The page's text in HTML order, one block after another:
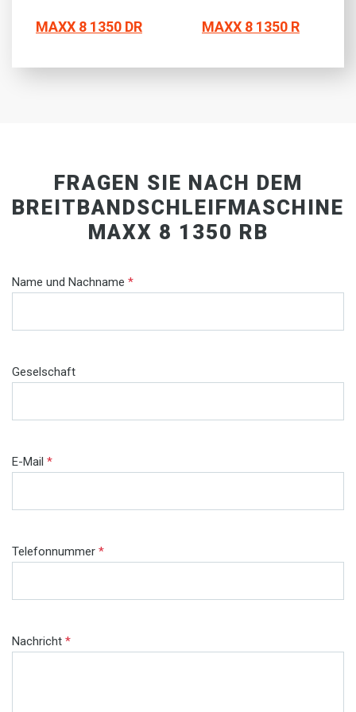
MAXX 8 1350 DR MAXX 8 1350 R
FRAGEN SIE NACH DEM
BREITBANDSCHLEIFMASCHINE
MAXX 8 1350 RB
Name und Nachname *
Geselschaft
E-Mail *
Telefonnummer *
Nachricht *